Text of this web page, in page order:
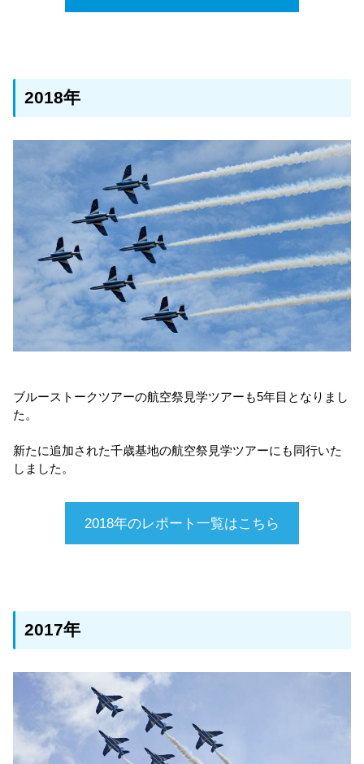
2018年
ブルーストークツアーの航空祭見学ツアーも5年目となりまし
た。
新たに追加された千歳基地の航空祭見学ツアーにも同行いた
しました。
2018年のレポート一覧はこちら
2017年